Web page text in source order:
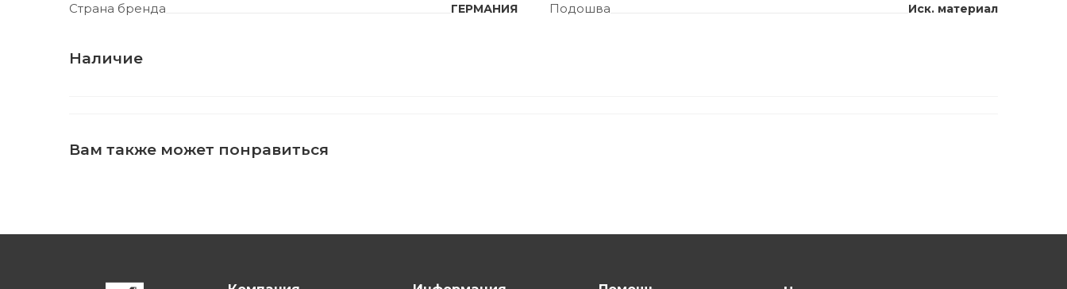
Страна бренда ГЕРМАНИЯ Подошва Иск. материал
Наличие
Вам также может понравиться